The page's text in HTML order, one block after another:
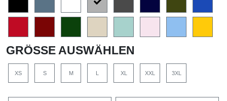
GRÖSSE AUSWÄHLEN
XS S M L XL XXL 3XL